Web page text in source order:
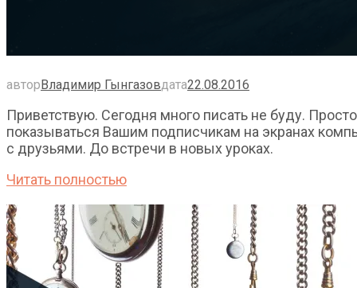
Freshlight
VisiteSITE
автор Владимир Гынгазовдата22.08.2016
Приветствую. Сегодня много писать не буду.
показываться Вашим подписчикам на экранах
с друзьями. До встречи в новых уроках.
Читать полностью